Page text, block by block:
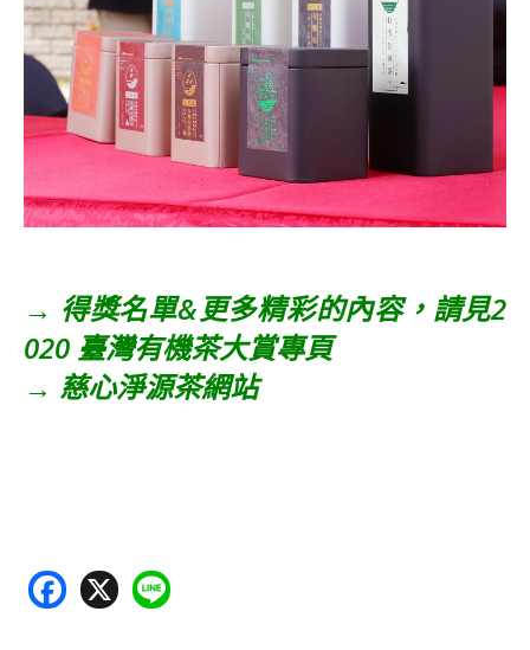
→ 得獎名單&更多精彩的內容，請見2
020 臺灣有機茶大賞專頁
→ 慈心淨源茶網站
F
ac
X